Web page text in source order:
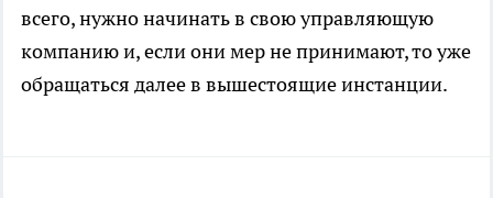
всего, нужно начинать в свою управляющую
компанию и, если они мер не принимают, то уже
обращаться далее в вышестоящие инстанции.